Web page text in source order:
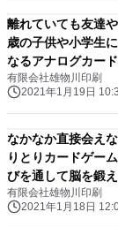
離れていても友達
歳の子供や小学生
なるアナログカー
有限会社雄物川印刷
2021年1月19日
なかなか直接会え
りとりカードゲー
びを通して脳を鍛
有限会社雄物川印刷
2021年1月18日